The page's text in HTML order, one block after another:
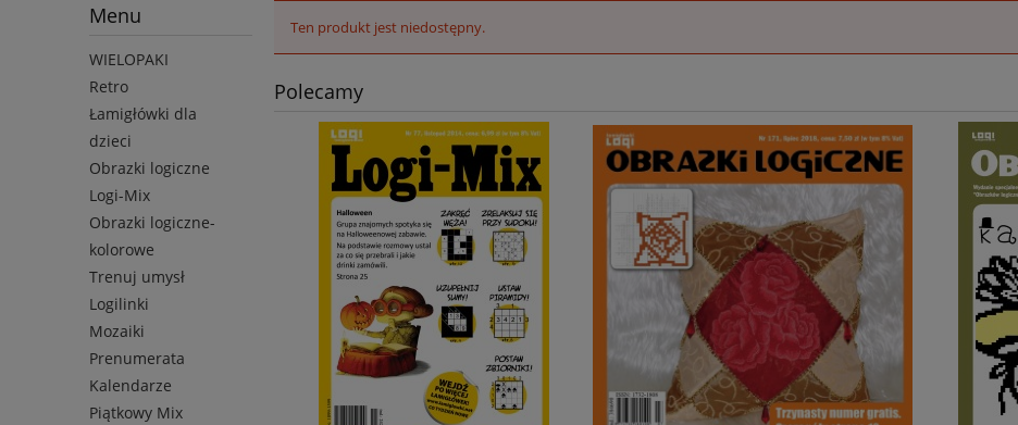
Menu
WIELOPAKI
Retro
Łamigłówki dla
dzieci
Obrazki logiczne
Logi-Mix
Obrazki logiczne-
kolorowe
Trenuj umysł
Logilinki
Mozaiki
Prenumerata
Kalendarze
Piątkowy Mix
Ten produkt jest niedostępny.
Polecamy